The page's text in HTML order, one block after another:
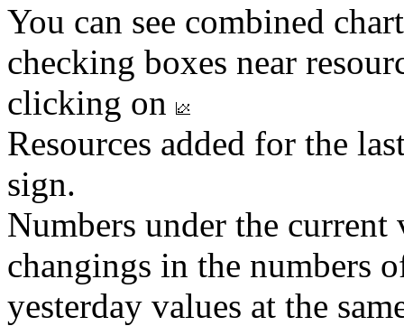
You can see combined
checking boxes near
clicking on
Resources added for the
sign.
Numbers under the
changings in the numbers
yesterday values at the